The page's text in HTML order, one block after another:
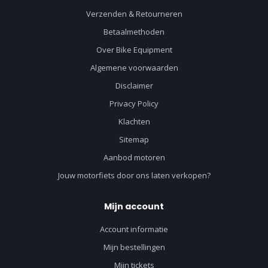
Verzenden & Retourneren
Betaalmethoden
Over Bike Equipment
Algemene voorwaarden
Disclaimer
Privacy Policy
Klachten
Sitemap
Aanbod motoren
Jouw motorfiets door ons laten verkopen?
Mijn account
Account informatie
Mijn bestellingen
Mijn tickets